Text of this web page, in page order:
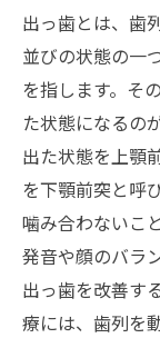
出っ歯とは、歯
並びの状態の一
を指します。そ
た状態になるの
出た状態を上顎
を下顎前突と呼
噛み合わないこ
発音や顔のバラ
出っ歯を改善す
療には、歯列を